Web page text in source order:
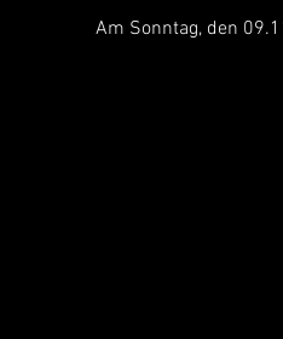
Am Sonntag, den